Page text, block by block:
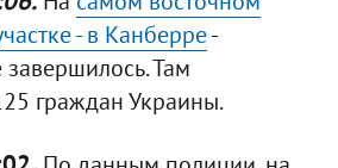
- в Канберре-
Там
граждан Украины.